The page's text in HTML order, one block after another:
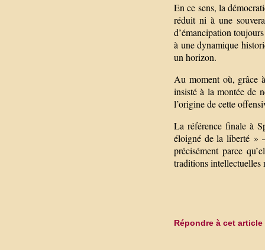
En ce sens, la
réduit ni à une
d’émancipation
à une dynamique
un horizon.
Au moment où, grâce
insisté à la montée de
l’origine de cette
La référence finale à
éloigné de la liberté »
précisément parce
traditions intellectuelles
Répondre à cet article